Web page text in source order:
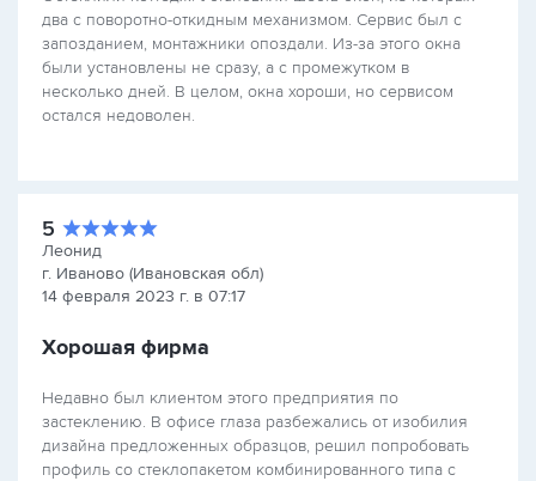
два с поворотно-откидным механизмом. Сервис был с
запозданием, монтажники опоздали. Из-за этого окна
были установлены не сразу, а с промежутком в
несколько дней. В целом, окна хороши, но сервисом
остался недоволен.
5
Леонид
г. Иваново (Ивановская обл)
14 февраля 2023 г. в 07:17
Хорошая фирма
Недавно был клиентом этого предприятия по
застеклению. В офисе глаза разбежались от изобилия
дизайна предложенных образцов, решил попробовать
профиль со стеклопакетом комбинированного типа с